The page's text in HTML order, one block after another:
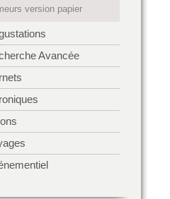
version papier
Avancée